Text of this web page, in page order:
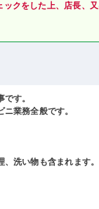
クをした上、店長、
す。
業務全般です。
、洗い物も含まれます。